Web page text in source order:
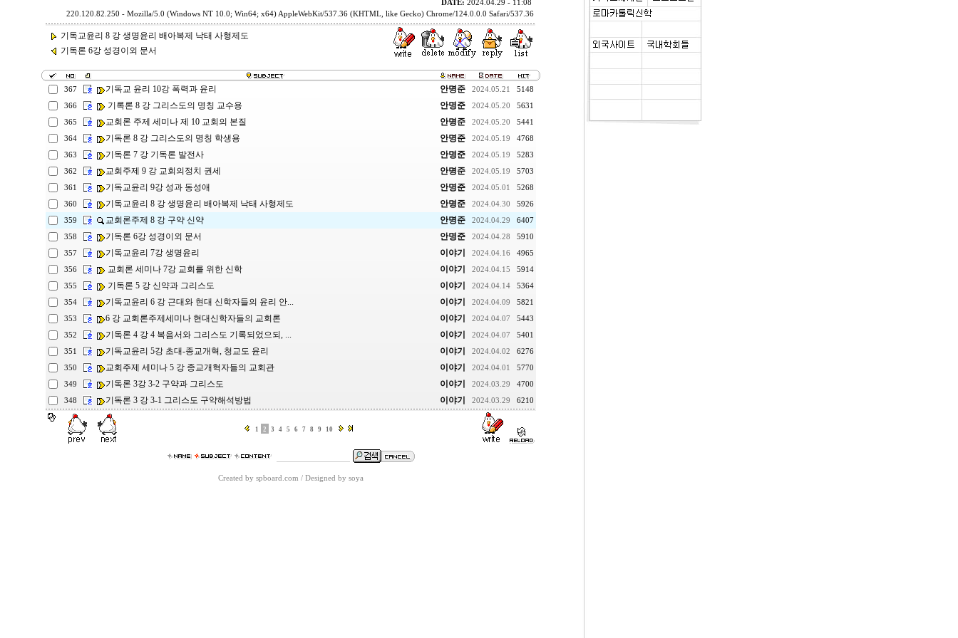
DATE: 2024.04.29 - 11:08
220.120.82.250 - Mozilla/5.0 (Windows NT 10.0; Win64; x64) AppleWebKit/537.36 (KHTML, like Gecko) Chrome/124.0.0.0 Safari/537.36
기독교윤리 8 강 생명윤리 배아복제 낙태 사형제도
기독론 6강 성경이외 문서
367 기독교 윤리 10강 폭력과 윤리 안명준 2024.05.21 5148
366 기록론 8 강 그리스도의 명칭 교수용 안명준 2024.05.20 5631
365 교회론 주제 세미나 제 10 교회의 본질 안명준 2024.05.20 5441
364 기독론 8 강 그리스도의 명칭 학생용 안명준 2024.05.19 4768
363 기독론 7 강 기독론 발전사 안명준 2024.05.19 5283
362 교회주제 9 강 교회의정치 권세 안명준 2024.05.19 5703
361 기독교윤리 9강 성과 동성애 안명준 2024.05.01 5268
360 기독교윤리 8 강 생명윤리 배아복제 낙태 사형제도 안명준 2024.04.30 5926
359 교회론주제 8 강 구약 신약 안명준 2024.04.29 6407
358 기독론 6강 성경이외 문서 안명준 2024.04.28 5910
357 기독교윤리 7강 생명윤리 이야기 2024.04.16 4965
356 교회론 세미나 7강 교회를 위한 신학 이야기 2024.04.15 5914
355 기독론 5 강 신약과 그리스도 이야기 2024.04.14 5364
354 기독교윤리 6 강 근대와 현대 신학자들의 윤리 안... 이야기 2024.04.09 5821
353 6 강 교회론주제세미나 현대신학자들의 교회론 이야기 2024.04.07 5443
352 기독론 4 강 4 복음서와 그리스도 기록되었으되, ... 이야기 2024.04.07 5401
351 기독교윤리 5강 초대-종교개혁, 청교도 윤리 이야기 2024.04.02 6276
350 교회주제 세미나 5 강 종교개혁자들의 교회관 이야기 2024.04.01 5770
349 기독론 3강 3-2 구약과 그리스도 이야기 2024.03.29 4700
348 기독론 3 강 3-1 그리스도 구약해석방법 이야기 2024.03.29 6210
1 2 3 4 5 6 7 8 9 10
Created by spboard.com / Designed by soya